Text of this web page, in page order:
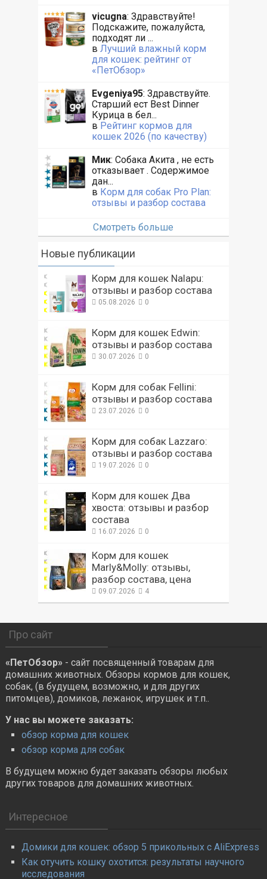
vicugna: Здравствуйте!
Подскажите, пожалуйста,
подходят ли ...
в Лучший влажный корм
для кошек: рейтинг от
«ПетОбзор»
Evgeniya95: Здравствуйте.
Старший ест Best Dinner
Курица в бел...
в Рейтинг кормов для
кошек 2026 (по качеству)
Мик: Собака Акита , не есть
отказывает . Содержимое
дан...
в Корм для собак Pro Plan:
отзывы и разбор состава
Смотреть больше
Новые публикации
Корм для кошек Nalapu:
отзывы и разбор состава
05.08.2026 0
Корм для кошек Edwin:
отзывы и разбор состава
30.07.2026 0
Корм для собак Fellini:
отзывы и разбор состава
23.07.2026 0
Корм для собак Lazzaro:
отзывы и разбор состава
19.07.2026 0
Корм для кошек Два
хвоста: отзывы и разбор
состава
16.07.2026 0
Корм для кошек
Marly&Molly: отзывы,
разбор состава, цена
09.07.2026 4
Про сайт
«ПетОбзор»- сайт посвященный товарам для
домашних животных. Обзоры кормов для кошек,
собак, (в будущем, возможно, и для других
питомцев), домиков, лежанок, игрушек и т.п..
У нас вы можете заказать:
обзор корма для кошек
обзор корма для собак
В будущем можно будет заказать обзоры любых
других товаров для домашних животных.
Интересное
Домики для кошек: обзор 5 прикольных с AliExpress
Как отучить кошку охотится: результаты научного
исследования